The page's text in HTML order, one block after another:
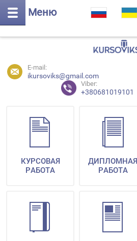
Меню
E-mail:
ikursoviks@gmail.com
Viber:
+380681019101
КУРСОВАЯ
РАБОТА
ДИПЛОМНАЯ
РАБОТА